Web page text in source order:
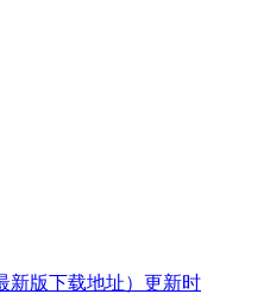
新版下载地址）更新时